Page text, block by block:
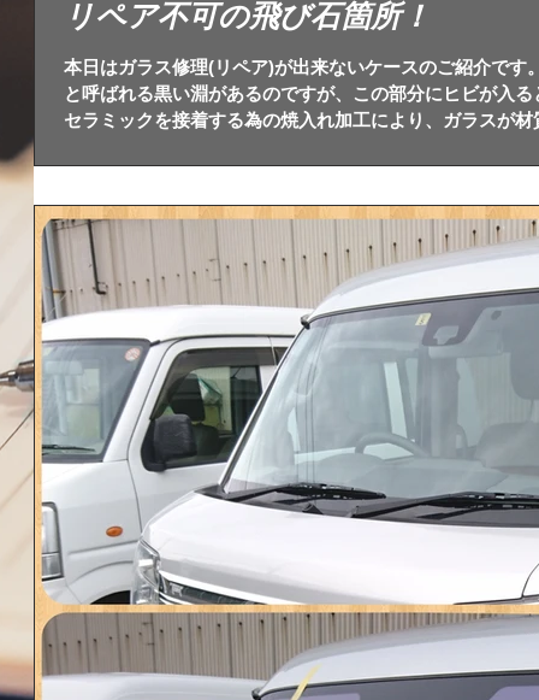
リペア不可の飛び石箇所！
本日はガラス修理(リペア)が出来ないケースのご紹介です
と呼ばれる黒い淵があるのですが、この部分にヒビが入
セラミックを接着する為の焼入れ加工により、ガラスが